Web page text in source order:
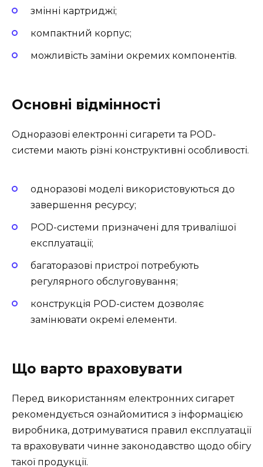
змінні картриджі;
компактний корпус;
можливість заміни окремих компонентів.
Основні відмінності
Одноразові електронні сигарети та POD-
системи мають різні конструктивні особливості.
одноразові моделі використовуються до
завершення ресурсу;
POD-системи призначені для тривалішої
експлуатації;
багаторазові пристрої потребують
регулярного обслуговування;
конструкція POD-систем дозволяє
замінювати окремі елементи.
Що варто враховувати
Перед використанням електронних сигарет
рекомендується ознайомитися з інформацією
виробника, дотримуватися правил експлуатації
та враховувати чинне законодавство щодо обігу
такої продукції.